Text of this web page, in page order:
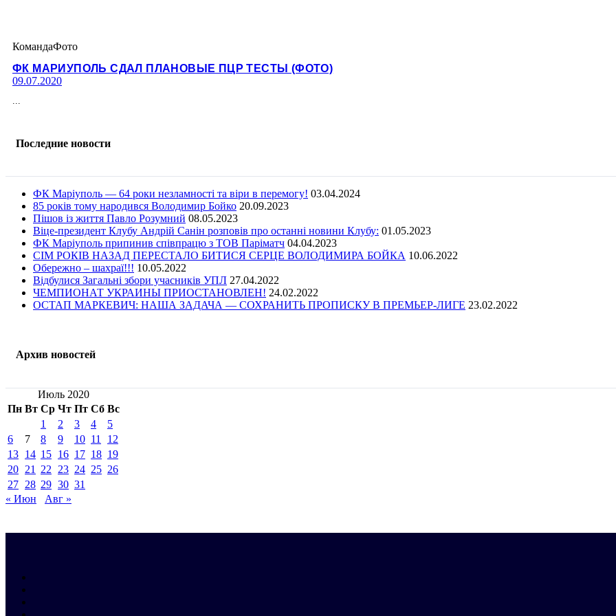
КомандаФото
ФК МАРИУПОЛЬ СДАЛ ПЛАНОВЫЕ ПЦР ТЕСТЫ (ФОТО)
09.07.2020
Последние новости
ФК Маріуполь — 64 роки незламності та віри в перемогу! 03.04.2024
85 років тому народився Володимир Бойко 20.09.2023
Пішов із життя Павло Розумний 08.05.2023
Віце-президент Клубу Андрій Санін розповів про останні новини Клубу: 01.05.2023
ФК Маріуполь припинив співпрацю з ТОВ Паріматч 04.04.2023
СІМ РОКІВ НАЗАД ПЕРЕСТАЛО БИТИСЯ СЕРЦЕ ВОЛОДИМИРА БОЙКА 10.06.2022
Обережно – шахраї!!! 10.05.2022
Відбулися Загальні збори учасників УПЛ 27.04.2022
ЧЕМПИОНАТ УКРАИНЫ ПРИОСТАНОВЛЕН! 24.02.2022
ОСТАП МАРКЕВИЧ: НАША ЗАДАЧА — СОХРАНИТЬ ПРОПИСКУ В ПРЕМЬЕР-ЛИГЕ 23.02.2022
Архив новостей
Июль 2020
Пн Вт Ср Чт Пт Сб Вс
1
2 3 4
5
6
7 8 9 10 11
12
13 14 15 16 17 18 19
20 21 22 23 24 25 26
27 28 29 30 31
« Июн
Авг »